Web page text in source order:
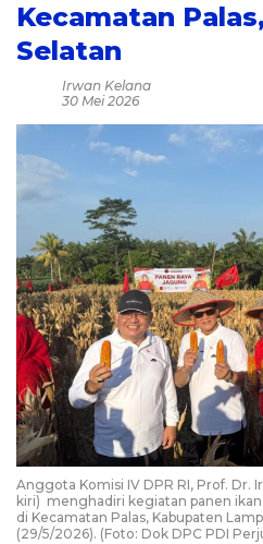
Kecamatan
Selatan
Irwan Kelana
30 Mei 2026
Anggota Komisi IV DPR RI, Prof. Dr.
kiri) menghadiri kegiatan panen
di Kecamatan Palas, Kabupaten
(29/5/2026). (Foto: Dok DPC PDI